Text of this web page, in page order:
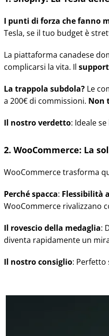
I punti di forza che fanno
Tesla, se il tuo budget è
La piattaforma canadese
complicarsi la vita. Il
La trappola subdola? Le
a 200€ di commissioni. Non
Il nostro verdetto: Ideale
2. WooCommerce: La
WooCommerce trasforma
Perché spacca: Flessibilità
WooCommerce rivalizzano
Il rovescio della medaglia:
diventa rapidamente un
Il nostro consiglio: Perfetto